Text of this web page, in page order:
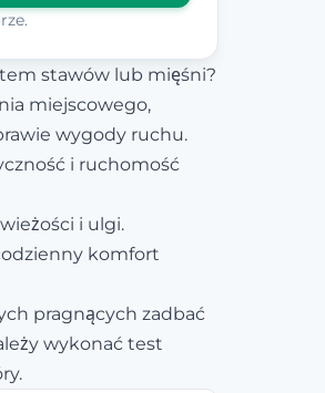
stawów lub mięśni?
miejscowego,
wygody ruchu.
i ruchomość
i ulgi.
komfort
pragnących zadbać
wykonać test